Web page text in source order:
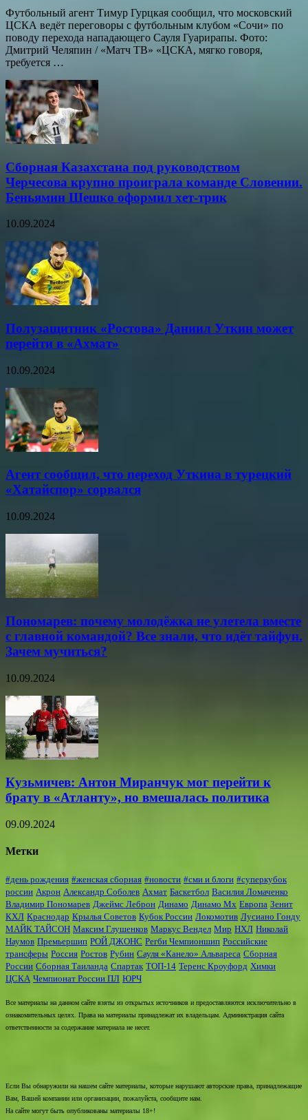
Футбольный агент Тимур Гурцкая сообщил, что московский
ЦСКА ведёт переговоры с футбольным клубом «Сочи» по
поводу перехода нападающего Сауля Гуарирапы. Фото:
Дмитрий Челяпин / «Матч ТВ» «ЦСКА, мягко говоря,
требуется …
Сборная Казахстана под руководством
Черчесова крупно проиграла команде Словении.
Беньямин Шешко оформил хет-трик
10.09.2024
Полузащитник «Ростова» Даниил Уткин может
перейти в «Ахмат»
10.09.2024
Агент сообщил, что переход Уткина в турецкий
«Хатайспор» сорвался
10.09.2024
Пономарев: почему молодёжка не улетела вместе
с главной командой? Все знали, что идёт тайфун.
Зачем мучиться?
10.09.2024
Кузьмичев: Антон Миранчук мог перейти к
брату в «Атланту», но вмешалась политика
09.09.2024
Метки
#день рождения #женская сборная #новости #сми и блоги #суперкубок
россии Акрон Александр Соболев Ахмат Баскетбол Василия Ломаченко
Владимир Пономарев Джеймс Леброн Динамо Динамо Мх Европа Зенит
КХЛ Краснодар Крылья Советов Кубок России Локомотив Лусиано Гонду
МАЙК ТАЙСОН Максим Глушенков Маркус Вендел Мир НХЛ Николай
Наумов Премьершип РОЙ ДЖОНС Регби Чемпионшип Российские
трансферы Россия Ростов Рубин Сауля «Канело» Альвареса Сборная
России Сборная Таиланда Спартак ТОП-14 Теренс Кроуфорд Химки
ЦСКА Чемпионат России ПЛ ЮРЧ
Все материалы на данном сайте взяты из открытых источников и предоставляются исключительно в
ознакомительных целях. Права на материалы принадлежат их владельцам. Администрация сайта
ответственности за содержание материала не несет.
Если Вы обнаружили на нашем сайте материалы, которые нарушают авторские права, принадлежащие
Вам, Вашей компании или организации, пожалуйста, сообщите нам.
На сайте могут быть опубликованы материалы 18+!